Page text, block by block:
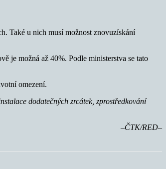
Také u nich musí možnost znovuzískání
je možná až 40%. Podle ministerstva se tato
omezení.
dodatečných zrcátek, zprostředkování
–ČTK/RED–